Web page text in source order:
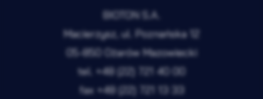
BIOTON S.A.
Macierzysz, ul. Poznańska 12
05-850 Ożarów Mazowiecki
tel. +48 (22) 721 40 00
fax +48 (22) 721 13 33